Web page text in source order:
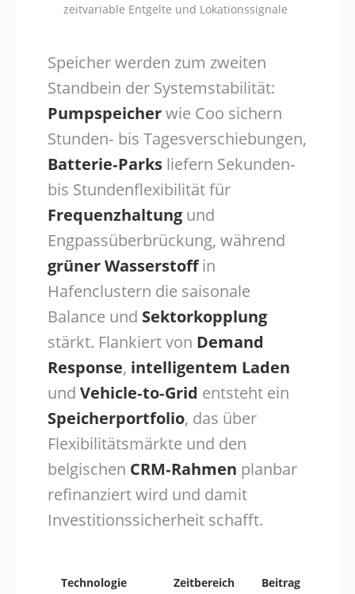
zeitvariable Entgelte und Lokationssignale
Speicher werden zum zweiten
Standbein der Systemstabilität:
Pumpspeicherwie Coo sichern
Stunden‑ bis Tagesverschiebungen,
Batterie‑Parks liefern Sekunden‑
bis Stundenflexibilität für
Frequenzhaltung und
Engpassüberbrückung, während
grüner Wasserstoffin
Hafenclustern die saisonale
Balance und Sektorkopplung
stärkt. Flankiert von Demand
Response, intelligentem Laden
und Vehicle‑to‑Grid entsteht ein
Speicherportfolio, das über
Flexibilitätsmärkte und den
belgischen CRM‑Rahmen planbar
refinanziert wird und damit
Investitionssicherheit schafft.
Technologie Zeitbereich Beitrag